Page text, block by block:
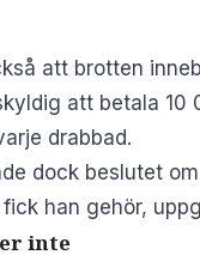
att brotten
att betala 10
drabbad.
dock beslutet
han gehör,
inte